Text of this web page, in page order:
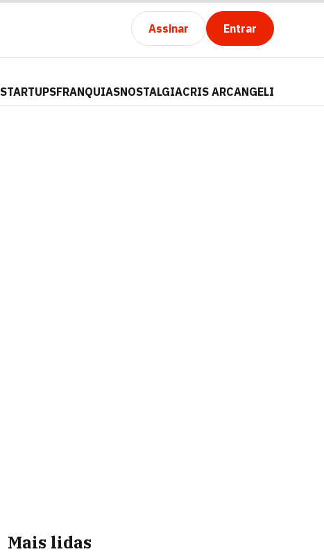
Assinar Entrar
STARTUPSFRANQUIASNOSTALGIACRIS ARCANGELI
Mais lidas